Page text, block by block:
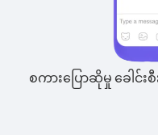
စကားပြောဆိုမှု ခေါင်းစီ